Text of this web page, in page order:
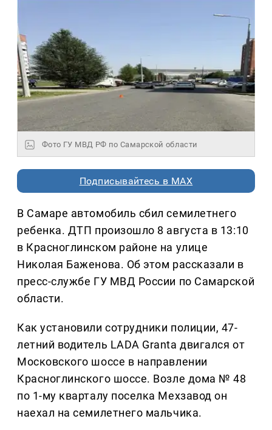
Фото ГУ МВД РФ по Самарской области
Подписывайтесь в MAX
В Самаре автомобиль сбил семилетнего
ребенка. ДТП произошло 8 августа в 13:10
в Красноглинском районе на улице
Николая Баженова. Об этом рассказали в
пресс-службе ГУ МВД России по Самарской
области.
Как установили сотрудники полиции, 47-
летний водитель LADA Granta двигался от
Московского шоссе в направлении
Красноглинского шоссе. Возле дома № 48
по 1-му кварталу поселка Мехзавод он
наехал на семилетнего мальчика.